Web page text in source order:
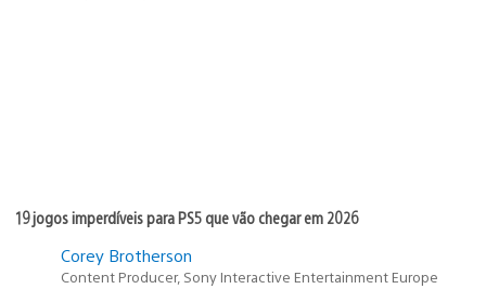
19 jogos imperdíveis para PS5 que vão chegar em 2026
Corey Brotherson
Content Producer, Sony Interactive Entertainment Europe